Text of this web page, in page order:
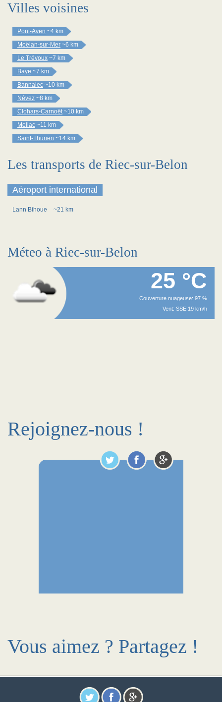
Villes voisines
Pont-Aven ~4 km
Moëlan-sur-Mer ~6 km
Le Trévoux ~7 km
Baye ~7 km
Bannalec ~10 km
Névez ~8 km
Clohars-Carnoët ~10 km
Mellac ~11 km
Saint-Thurien ~14 km
Les transports de Riec-sur-Belon
Aéroport international
Lann Bihoue ~21 km
Méteo à Riec-sur-Belon
25 °C
Couverture nuageuse: 97 %
Vent: SSE 19 km/h
Rejoignez-nous !
Vous aimez ? Partagez !